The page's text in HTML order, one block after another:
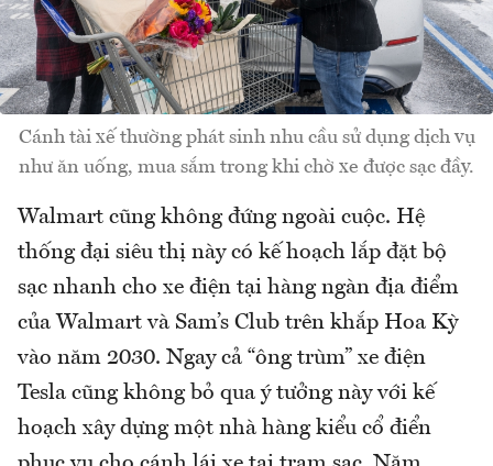
Cánh tài xế thường phát sinh nhu cầu sử dụng dịch vụ
như ăn uống, mua sắm trong khi chờ xe được sạc đầy.
Walmart cũng không đứng ngoài cuộc. Hệ
thống đại siêu thị này có kế hoạch lắp đặt bộ
sạc nhanh cho xe điện tại hàng ngàn địa điểm
của Walmart và Sam’s Club trên khắp Hoa Kỳ
vào năm 2030. Ngay cả “ông trùm” xe điện
Tesla cũng không bỏ qua ý tưởng này với kế
hoạch xây dựng một nhà hàng kiểu cổ điển